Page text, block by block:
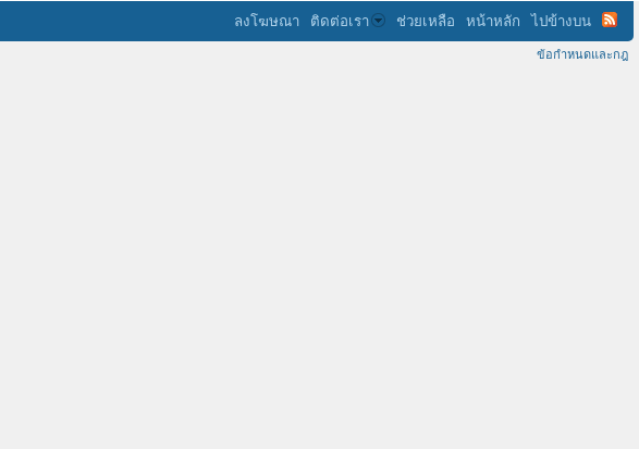
ลงโฆษณา ติดต่อเรา ช่วยเหลือ หน้าหลัก ไปข้างบน
ข้อกำหนดและกฎ